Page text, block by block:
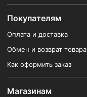
Покупателям
Оплата и доставка
Обмен и возврат товара
Как оформить заказ
Магазинам